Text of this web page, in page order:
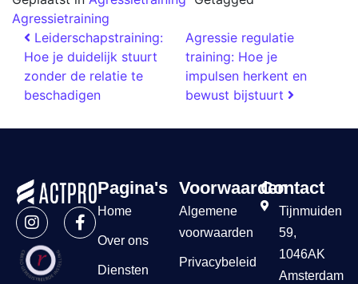
Agressietraining
Leiderschapstraining:
Hoe je duidelijk stuurt
zonder de relatie te
beschadigen
Agressie regulatie
training: Hoe je
impulsen herkent en
bewust bijstuurt
Pagina's
Home
Over ons
Diensten
Voorwaarden
Algemene
voorwaarden
Privacybeleid
Contact
Tijnmuiden
59,
1046AK
Amsterdam